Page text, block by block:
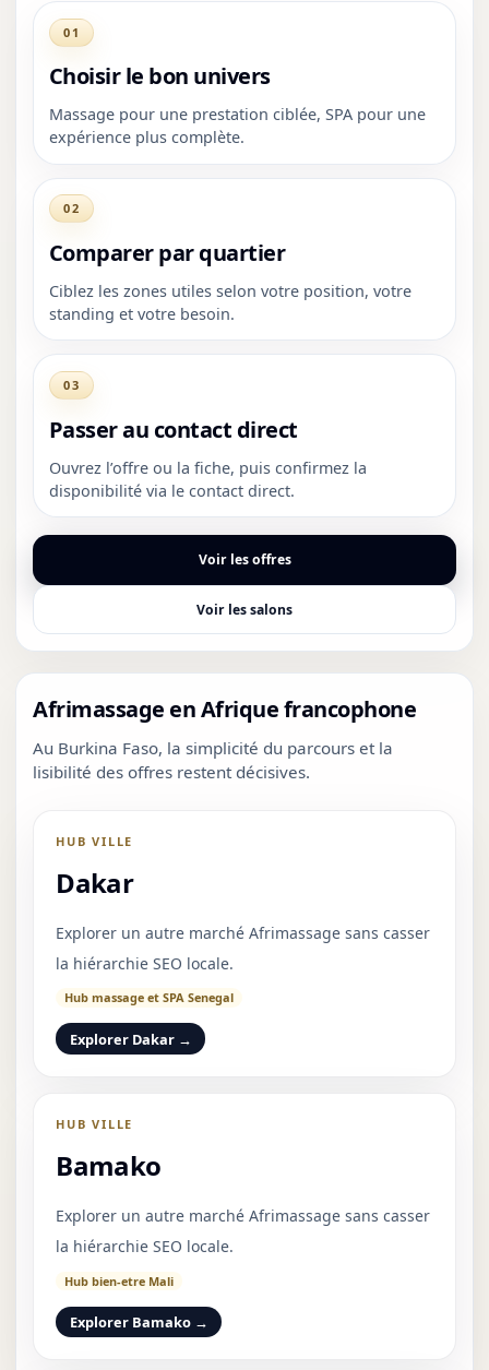
01
Choisir le bon univers
Massage pour une prestation ciblée, SPA pour une
expérience plus complète.
02
Comparer par quartier
Ciblez les zones utiles selon votre position, votre
standing et votre besoin.
03
Passer au contact direct
Ouvrez l’offre ou la fiche, puis confirmez la
disponibilité via le contact direct.
Voir les offres
Voir les salons
Afrimassage en Afrique francophone
Au Burkina Faso, la simplicité du parcours et la
lisibilité des offres restent décisives.
HUB VILLE
Dakar
Explorer un autre marché Afrimassage sans casser
la hiérarchie SEO locale.
Hub massage et SPA Senegal
Explorer Dakar →
HUB VILLE
Bamako
Explorer un autre marché Afrimassage sans casser
la hiérarchie SEO locale.
Hub bien-etre Mali
Explorer Bamako →